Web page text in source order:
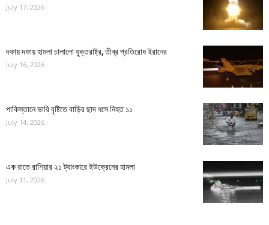
July 17, 2026
দফায় দফায় হামলা চালালো যুক্তরাষ্ট্র, তীব্র প্রতিরোধ ইরানের
July 16, 2026
পাকিস্তানে ভারি বৃষ্টিতে বাড়ির ছাদ ধসে নিহত ১১
July 14, 2026
এক রাতে রাশিয়ার ২১ ট্যাংকারে ইউক্রেনের হামলা
July 11, 2026